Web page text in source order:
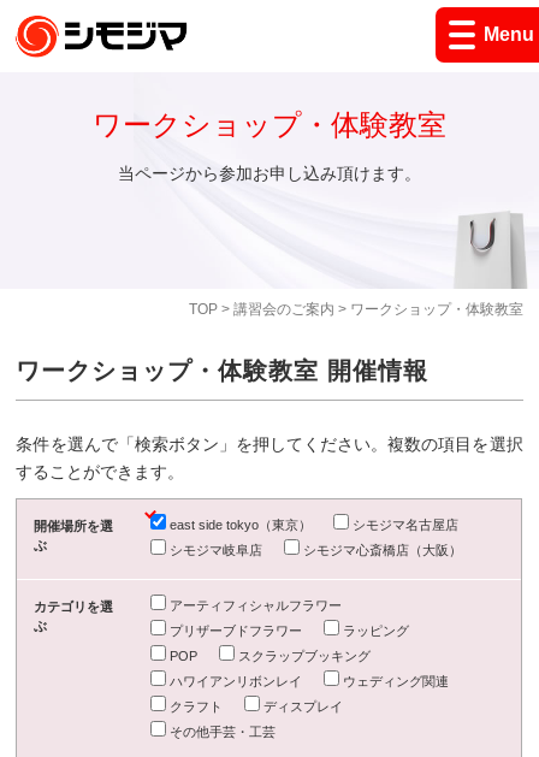
Menu
TOP> 講習会のご案内 > ワークショップ・体験教室
ワークショップ・体験教室
当ページから参加お申し込み頂けます。
ワークショップ・体験教室 開催情報
条件を選んで「検索ボタン」を押してください。複数の項目を選択
することができます。
開催場所を選
ぶ
east side tokyo（東京）
シモジマ名古屋店
シモジマ岐阜店
シモジマ心斎橋店（大阪）
カテゴリを選
ぶ
アーティフィシャルフラワー
プリザーブドフラワー
ラッピング
POP
スクラップブッキング
ハワイアンリボンレイ
ウェディング関連
クラフト
ディスプレイ
その他手芸・工芸